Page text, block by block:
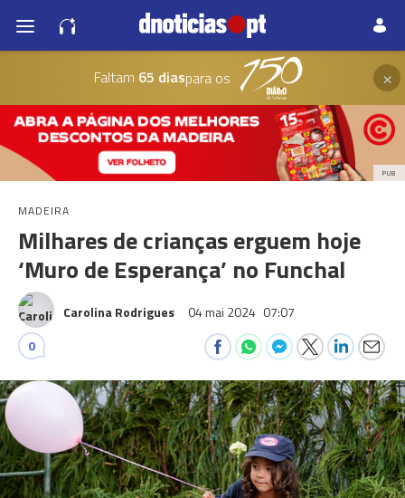
Faltam 65 diaspara os ×
PUB
MADEIRA
Milhares de crianças erguem hoje
‘Muro de Esperança’ no Funchal
Carolina Rodrigues 04 mai 2024 07:07
0